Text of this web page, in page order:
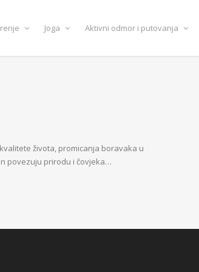
Joga Aktivni odmor i putovanja
života, promicanja boravaka u
povezuju prirodu i čovjeka…